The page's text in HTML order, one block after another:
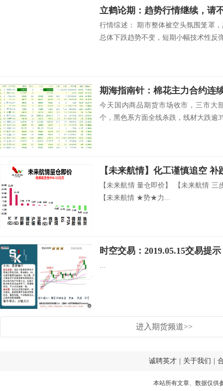
行情综述： 期市整体被空头氛围笼罩
总体下跌趋势不变，短期小幅技术性反
今天国内商品期货市场收市，三市大
个，黑色系方面全线杀跌，线材大跌逾
【未来航情】化工谨慎追空 补
【未来航情 量仓即价】 【未来航情
【未来航情 ★势★力...
时空交易：2019.05.15交易提示
...
进入期货频道>>
诚聘英才 关于我们
本站所有文章、数据仅供